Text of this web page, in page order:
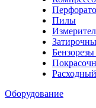
Пилы
Оборудование